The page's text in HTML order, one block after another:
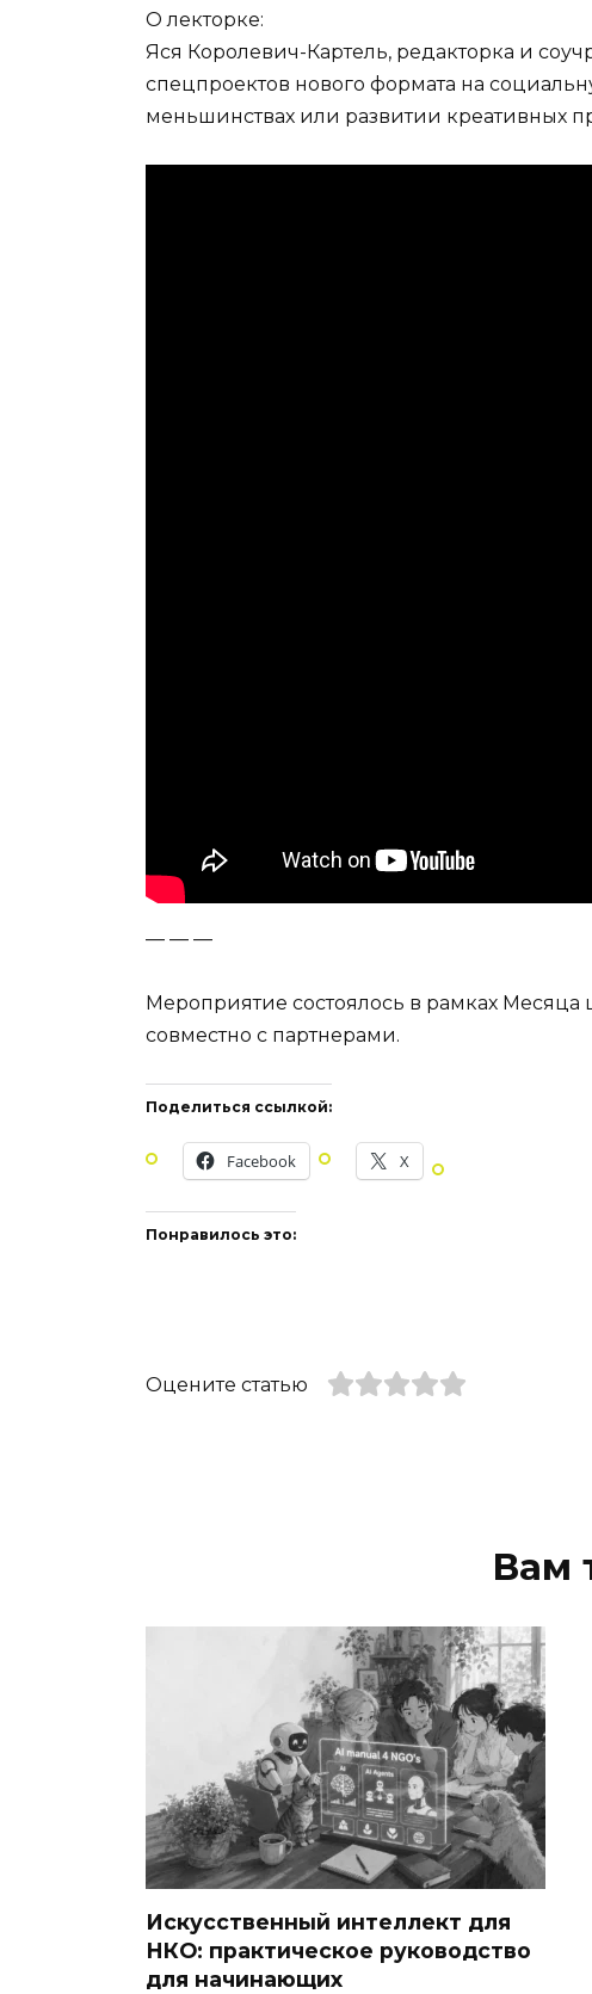
О лекторке:
Яся Королевич-Картель, редакторка и
спецпроектов нового формата на
меньшинствах или развитии креативных
— — —
Мероприятие состоялось в рамках
совместно с партнерами.
Поделиться ссылкой:
Facebook X
Понравилось это:
Оцените статью
Вам
Искусственный интеллект для
НКО: практическое руководство
для начинающих